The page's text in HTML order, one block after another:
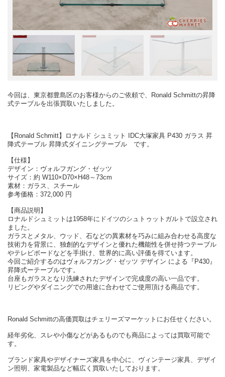
今回は、東京都豊島区のお客様からのご依頼で、Ronald Schmittの昇降
式テーブルを出張買取いたしました。
【Ronald Schmitt】ロナルド シュミット IDC大塚家具 P430 ガラス 昇
降式テーブル 昇降式ダイニングテーブル です。
【仕様】
デザイン：ヴォルフガング・ゼッツ
サイズ：約 W110×D70×H48～73cm
素材：ガラス、スチール
参考価格：372,000 円
【商品説明】
ロナルドシュミットは1958年にドイツのシュトゥットガルトで設立され
ました。
ガラスとメタル、ウッド、石などの異素材を巧みに組み合わせる高度な
技術力を背景に、独創的なデザインと優れた機能性を併せ持つテーブル
やテレビボードなどを手掛け、世界的に高い評価を得ています。
今回ご紹介するのはヴォルフガング・ゼッツ デザイン による『P430』
昇降式ーテーブルです。
台座もガラスとなり洗練されたデザインで完成度の高い一品です。
リビングやダイニングでの用途に合わせてご使用頂ける商品です。
Ronald Schmittの高価買取はチェリーズマーケットにお任せください。
経年劣化、スレや小傷などがあるものでも商品によっては買取可能で
す。
ブランド家具やデザイナーズ家具を中心に、ヴィンテージ家具、デザイ
ン照明、家電製品など幅広く買取いたしております。